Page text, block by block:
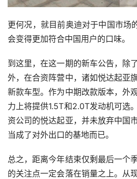
更何况，就目前奥迪对于中国市场
会变得更加符合中国用户的口味。
到这里，在这一期的新车公告，除
外，在合资阵营中，诸如悦达起亚
新款车型。作为中期改款版本，外
力上将提供1.5T和2.0T发动机可选
资公司的悦达起亚，并未放弃中国
当成了对外出口的基地而已。
总之，距离今年结束仅剩最后一个
的关注点一定会落在销量之上。从